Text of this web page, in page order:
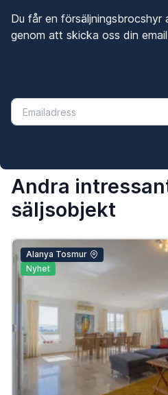
Du får en försäljningsbrocshyr
genom att skicka oss din
Andra
säljsobjekt
Alanya Tosmur
Nyhet